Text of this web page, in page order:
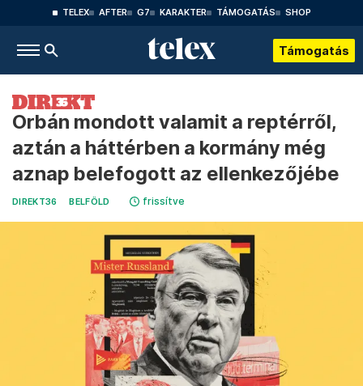
TELEX AFTER G7 KARAKTER TÁMOGATÁS SHOP
Támogatás
Orbán mondott valamit a reptérről,
aztán a háttérben a kormány még
aznap belefogott az ellenkezőjébe
DIREKT36 BELFÖLD frissítve